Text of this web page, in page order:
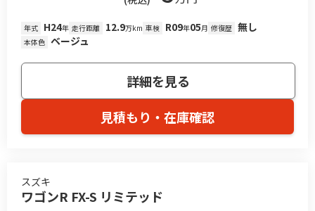
年式 H24年 走行距離 12.9万km 車検 R09年05月 修復歴 無し
本体色 ベージュ
詳細を見る
見積もり・在庫確認
スズキ
ワゴンR FX-S リミテッド